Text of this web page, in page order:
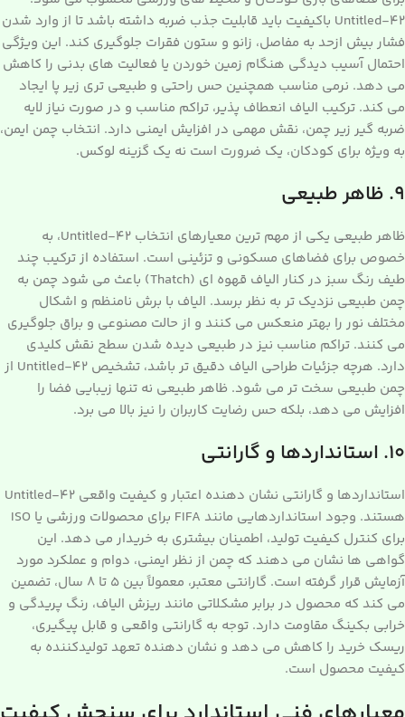
Untitled-42 باکیفیت باید قابلیت جذب ضربه داشته باشد تا از وارد شدن
فشار بیش ازحد به مفاصل، زانو و ستون فقرات جلوگیری کند. این ویژگی
احتمال آسیب دیدگی هنگام زمین خوردن یا فعالیت های بدنی را کاهش
می دهد. نرمی مناسب همچنین حس راحتی و طبیعی تری زیر پا ایجاد
می کند. ترکیب الیاف انعطاف پذیر، تراکم مناسب و در صورت نیاز لایه
ضربه گیر زیر چمن، نقش مهمی در افزایش ایمنی دارد. انتخاب چمن ایمن،
به ویژه برای کودکان، یک ضرورت است نه یک گزینه لوکس.
۹. ظاهر طبیعی
ظاهر طبیعی یکی از مهم ترین معیارهای انتخاب Untitled-42، به
خصوص برای فضاهای مسکونی و تزئینی است. استفاده از ترکیب چند
طیف رنگ سبز در کنار الیاف قهوه ای (Thatch) باعث می شود چمن به
چمن طبیعی نزدیک تر به نظر برسد. الیاف با برش نامنظم و اشکال
مختلف نور را بهتر منعکس می کنند و از حالت مصنوعی و براق جلوگیری
می کنند. تراکم مناسب نیز در طبیعی دیده شدن سطح نقش کلیدی
دارد. هرچه جزئیات طراحی الیاف دقیق تر باشد، تشخیص Untitled-42 از
چمن طبیعی سخت تر می شود. ظاهر طبیعی نه تنها زیبایی فضا را
افزایش می دهد، بلکه حس رضایت کاربران را نیز بالا می برد.
۱۰. استانداردها و گارانتی
استانداردها و گارانتی نشان دهنده اعتبار و کیفیت واقعی Untitled-42
هستند. وجود استانداردهایی مانند FIFA برای محصولات ورزشی یا ISO
برای کنترل کیفیت تولید، اطمینان بیشتری به خریدار می دهد. این
گواهی ها نشان می دهند که چمن از نظر ایمنی، دوام و عملکرد مورد
آزمایش قرار گرفته است. گارانتی معتبر، معمولاً بین ۵ تا ۸ سال، تضمین
می کند که محصول در برابر مشکلاتی مانند ریزش الیاف، رنگ پریدگی و
خرابی بکینگ مقاومت دارد. توجه به گارانتی واقعی و قابل پیگیری،
ریسک خرید را کاهش می دهد و نشان دهنده تعهد تولیدکننده به
کیفیت محصول است.